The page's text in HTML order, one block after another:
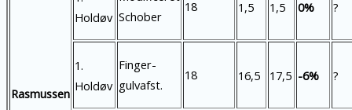
Rasmussen
Holdøv Schober
18 1,5 1,5 0% ?
1.
Holdøv
Finger-
gulvafst.
18 16,5 17,5 -6% ?